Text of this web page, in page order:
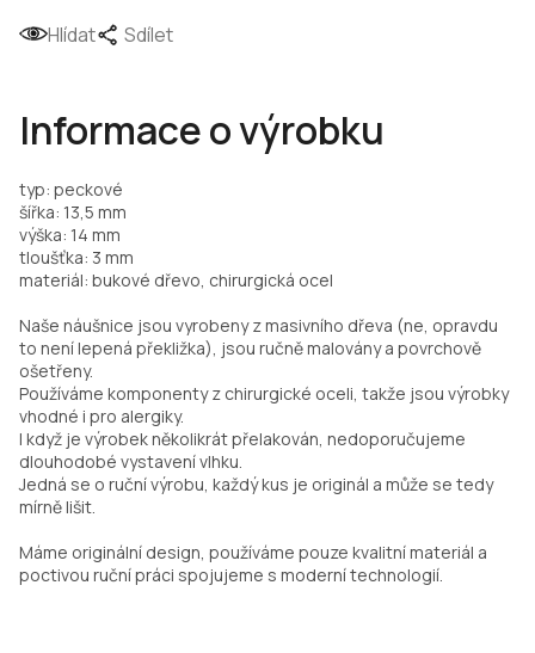
Hlídat Sdílet
Informace o výrobku
typ: peckové
šířka: 13,5 mm
výška: 14 mm
tloušťka: 3 mm
materiál: bukové dřevo, chirurgická ocel
Naše náušnice jsou vyrobeny z masivního dřeva (ne, opravdu
to není lepená překližka), jsou ručně malovány a povrchově
ošetřeny.
Používáme komponenty z chirurgické oceli, takže jsou výrobky
vhodné i pro alergiky.
I když je výrobek několikrát přelakován, nedoporučujeme
dlouhodobé vystavení vlhku.
Jedná se o ruční výrobu, každý kus je originál a může se tedy
mírně lišit.
Máme originální design, používáme pouze kvalitní materiál a
poctivou ruční práci spojujeme s moderní technologií.